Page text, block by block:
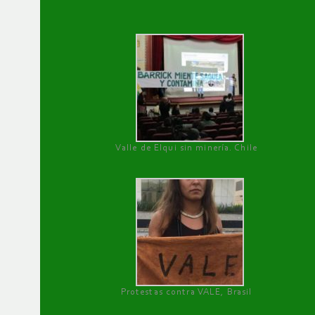
Valle de Elqui sin minería. Chile
Protestas contra VALE, Brasil